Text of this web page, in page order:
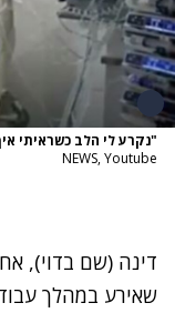
"נקרע לי הלב כשראיתי
NEWS, Youtube
שאירע במהלך